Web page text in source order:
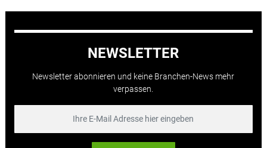
NEWSLETTER
Newsletter abonnieren und keine Branchen-News mehr
verpassen.